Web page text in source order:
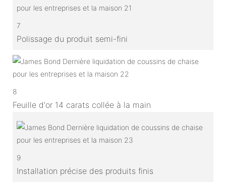
7
Polissage du produit semi-fini
8
Feuille d'or 14 carats collée à la main
9
Installation précise des produits finis